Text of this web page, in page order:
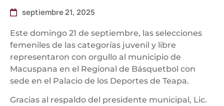
septiembre 21, 2025
Este domingo 21 de septiembre, las selecciones
femeniles de las categorías juvenil y libre
representaron con orgullo al municipio de
Macuspana en el Regional de Básquetbol con
sede en el Palacio de los Deportes de Teapa.
Gracias al respaldo del presidente municipal, Lic.